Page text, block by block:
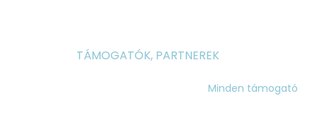
TÁMOGATÓK, PARTNEREK
Minden támogató